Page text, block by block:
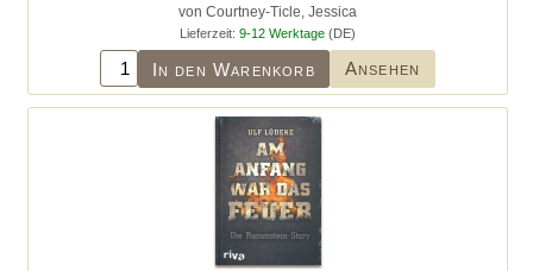
von Courtney-Ticle, Jessica
Lieferzeit: 9-12 Werktage (DE)
In den Warenkorb Ansehen